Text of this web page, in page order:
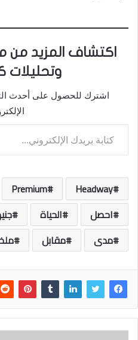
اكتشاف المزيد من
وتحليلات
اشترك للحصول على أحدث
كتابة بريدك الإلكتروني...
Headway
Premium
احصل
الحياة
مدى
مقابل